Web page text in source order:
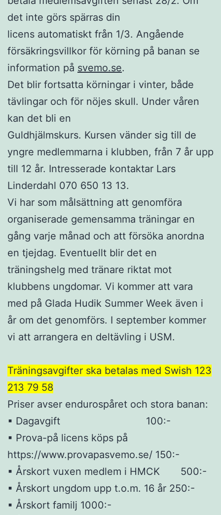
det inte görs spärras din
licens automatiskt från 1/3. Angående
försäkringsvillkor för körning på banan se
information på svemo.se.
Det blir fortsatta körningar i vinter, både
tävlingar och för nöjes skull. Under våren
kan det bli en
Guldhjälmskurs. Kursen vänder sig till de
yngre medlemmarna i klubben, från 7 år upp
till 12 år. Intresserade kontaktar Lars
Linderdahl 070 650 13 13.
Vi har som målsättning att genomföra
organiserade gemensamma träningar en
gång varje månad och att försöka anordna
en tjejdag. Eventuellt blir det en
träningshelg med tränare riktat mot
klubbens ungdomar. Vi kommer att vara
med på Glada Hudik Summer Week även i
år om det genomförs. I september kommer
vi att arrangera en deltävling i USM.
Träningsavgifter ska betalas med Swish 123
213 79 58
Priser avser endurospåret och stora banan:
▪ Dagavgift 100:-
▪ Prova-på licens köps på
https://www.provapasvemo.se/ 150:-
▪ Årskort vuxen medlem i HMCK 500:-
▪ Årskort ungdom upp t.o.m. 16 år 250:-
▪ Årskort familj 1000:-